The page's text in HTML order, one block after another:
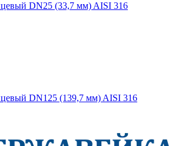
DN25 (33,7 мм) AISI 316
DN125 (139,7 мм) AISI 316